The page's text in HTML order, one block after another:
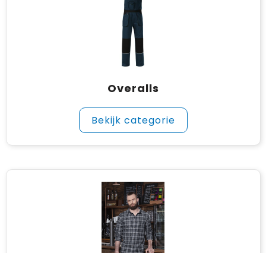
Overalls
Bekijk categorie